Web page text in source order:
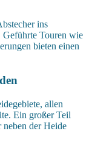
ins
Geführte Touren wie
bieten einen
allen
Ein großer Teil
neben der Heide